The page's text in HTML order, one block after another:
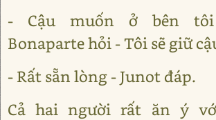
- Cậu muốn ở bên
Bonaparte hỏi - Tôi sẽ giữ
- Rất sẵn lòng - Junot đáp.
Cả hai người rất ăn ý